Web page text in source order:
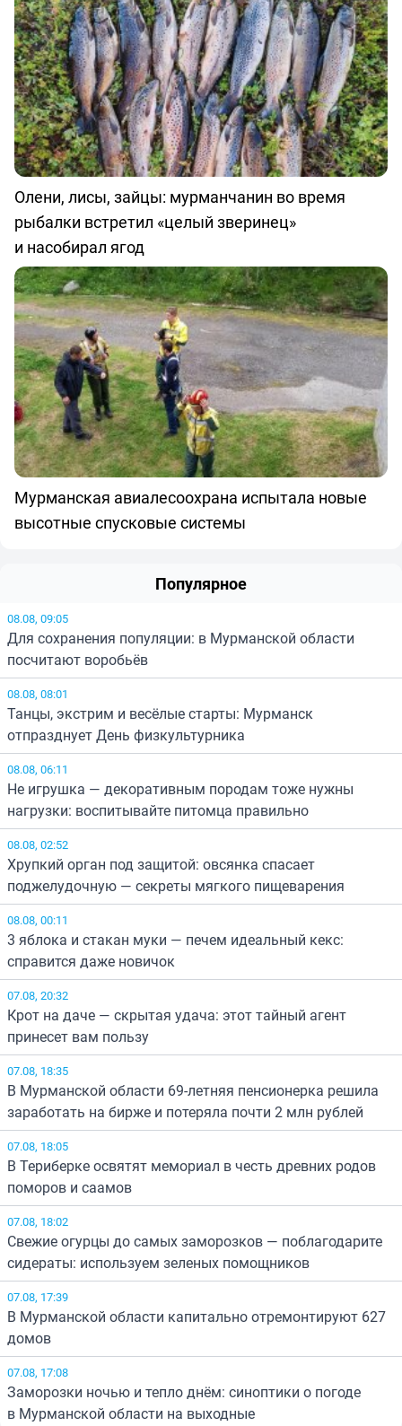
Олени, лисы, зайцы: мурманчанин во время
рыбалки встретил «целый зверинец»
и насобирал ягод
Мурманская авиалесоохрана испытала новые
высотные спусковые системы
Популярное
08.08, 09:05
Для сохранения популяции: в Мурманской области
посчитают воробьёв
08.08, 08:01
Танцы, экстрим и весёлые старты: Мурманск
отпразднует День физкультурника
08.08, 06:11
Не игрушка — декоративным породам тоже нужны
нагрузки: воспитывайте питомца правильно
08.08, 02:52
Хрупкий орган под защитой: овсянка спасает
поджелудочную — секреты мягкого пищеварения
08.08, 00:11
3 яблока и стакан муки — печем идеальный кекс:
справится даже новичок
07.08, 20:32
Крот на даче — скрытая удача: этот тайный агент
принесет вам пользу
07.08, 18:35
В Мурманской области 69-летняя пенсионерка решила
заработать на бирже и потеряла почти 2 млн рублей
07.08, 18:05
В Териберке освятят мемориал в честь древних родов
поморов и саамов
07.08, 18:02
Свежие огурцы до самых заморозков — поблагодарите
сидераты: используем зеленых помощников
07.08, 17:39
В Мурманской области капитально отремонтируют 627
домов
07.08, 17:08
Заморозки ночью и тепло днём: синоптики о погоде
в Мурманской области на выходные